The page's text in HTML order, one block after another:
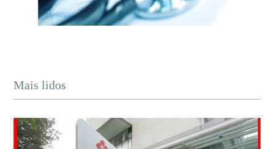
Mais lidos